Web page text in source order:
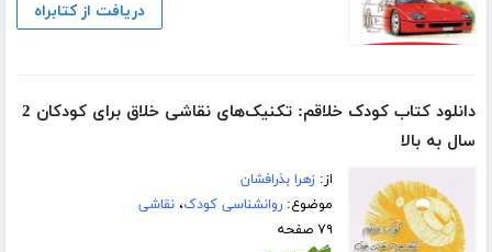
دریافت از کتابراه
دانلود کتاب کودک خلاقم: تکنیک‌های نقاشی خلاق برای کودکان 2
سال به بالا
از:زهرا بذرافشان
موضوع:روانشناسی کودک،نقاشی
۷۹ صفحه